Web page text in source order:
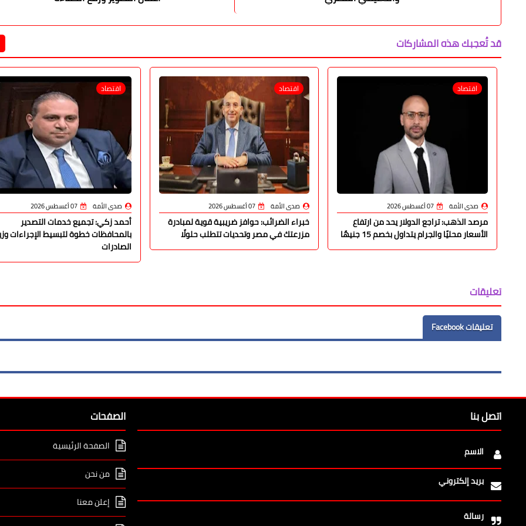
قد تُعجبك هذه المشاركات
اقتصاد
صدى الأمة 07 أغسطس 2026
مرصد الذهب: تراجع الدولار يحد من ارتفاع
الأسعار محليًا والجرام يتداول بخصم 15 جنيهًا
اقتصاد
صدى الأمة 07 أغسطس 2026
خبراء الضرائب: حوافز ضريبية قوية لمبادرة
مزرعتك في مصر وتحديات تتطلب حلولًا
اقتصاد
صدى الأمة 07 أغسطس 2026
أحمد زكي: تجميع خدمات التصدير
بالمحافظات خطوة لتبسيط الإجراءات
الصادرات
تعليقات
تعليقات Facebook
اتصل بنا
الاسم
بريد إلكتروني
رسالة
الصفحات
الصفحة الرئيسية
من نحن
إعلن معنا